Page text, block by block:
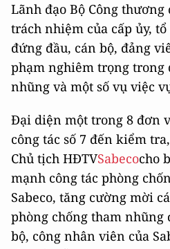
Lãnh đạo Bộ Công
trách nhiệm của cấp ủy,
đứng đầu, cán bộ, đảng
phạm nghiêm trọng
nhũng và một số vụ việc
Đại diện một trong 8 đơn
công tác số 7 đến kiểm
Chủ tịch HĐTVSabecocho
mạnh công tác phòng
Sabeco, tăng cường mời
phòng chống tham nhũng
bộ, công nhân viên của